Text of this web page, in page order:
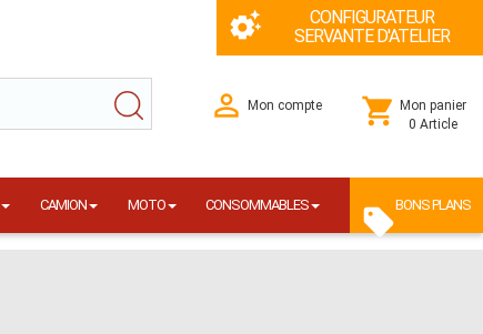
CONFIGURATEUR
SERVANTE D'ATELIER
Mon compte
Mon panier
0 Article
CAMION MOTO CONSOMMABLES BONS PLANS